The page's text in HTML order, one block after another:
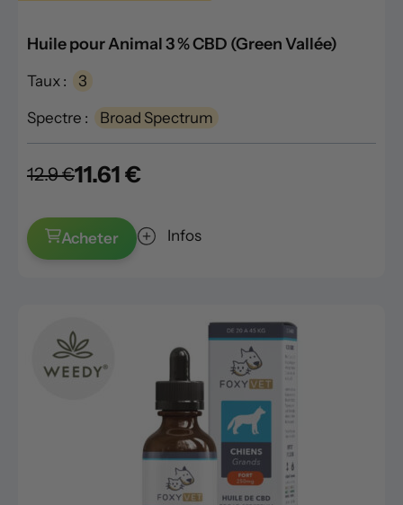
Huile pour Animal 3 % CBD (Green Vallée)
Taux : 3
Spectre : Broad Spectrum
12.9 €11.61 €
Acheter Infos